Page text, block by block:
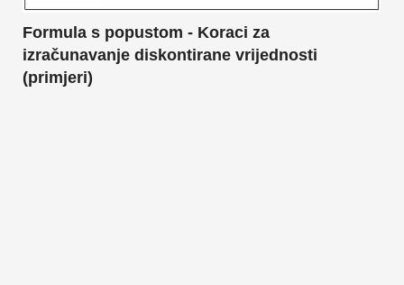
Formula s popustom - Koraci za
izračunavanje diskontirane vrijednosti
(primjeri)